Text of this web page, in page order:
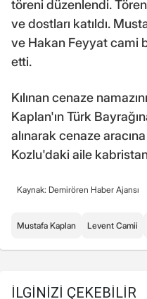
töreni düzenlendi.
ve dostları katıldı.
ve Hakan Feyyat cami
etti.
Kılınan cenaze
Kaplan'ın Türk
alınarak cenaze
Kozlu'daki aile
Kaynak: Demirören Haber Ajansı
Mustafa Kaplan Levent Camii